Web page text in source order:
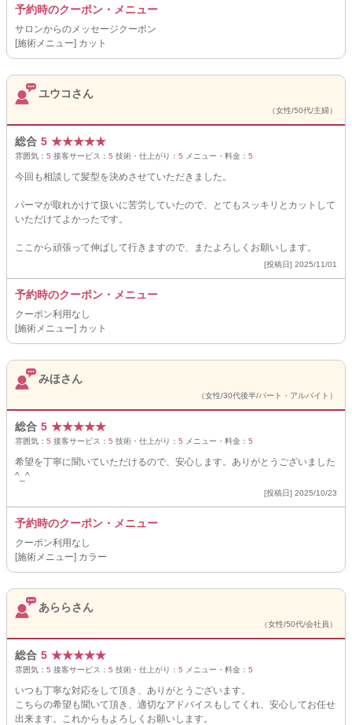
予約時のクーポン・メニュー
サロンからのメッセージクーポン
[施術メニュー] カット
ユウコさん
（女性/50代/主婦）
総合 5 ★★★★★
雰囲気： 5 接客サービス： 5 技術・仕上がり： 5 メニュー・料金： 5
今回も相談して髪型を決めさせていただきました。
パーマが取れかけて扱いに苦労していたので、とてもスッキリとカットして
いただけてよかったです。
ここから頑張って伸ばして行きますので、またよろしくお願いします。
[投稿日] 2025/11/01
予約時のクーポン・メニュー
クーポン利用なし
[施術メニュー] カット
みほさん
（女性/30代後半/パート・アルバイト）
総合 5 ★★★★★
雰囲気： 5 接客サービス： 5 技術・仕上がり： 5 メニュー・料金： 5
希望を丁寧に聞いていただけるので、安心します。ありがとうございました
^_^
[投稿日] 2025/10/23
予約時のクーポン・メニュー
クーポン利用なし
[施術メニュー] カラー
あららさん
（女性/50代/会社員）
総合 5 ★★★★★
雰囲気： 5 接客サービス： 5 技術・仕上がり： 5 メニュー・料金： 5
いつも丁寧な対応をして頂き、ありがとうございます。
こちらの希望も聞いて頂き、適切なアドバイスもしてくれ、安心してお任せ
出来ます。これからもよろしくお願いします。